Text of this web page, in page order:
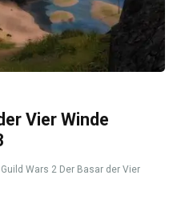
Vier Winde
Wars 2 Der Basar der Vier